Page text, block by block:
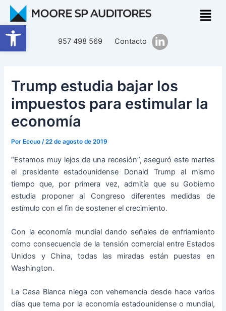
Abrir barra de herramientas
contenido
957 498 569
Contacto
Trump estudia bajar los
impuestos para estimular la
economía
Por Eccuo/22 de agosto de 2019
“Estamos muy lejos de una recesión”, aseguró este martes
el presidente estadounidense Donald Trump al mismo
tiempo que, por primera vez, admitía que su Gobierno
estudia proponer al Congreso diferentes medidas de
estímulo con el fin de sostener el crecimiento.
Con la economía mundial dando señales de enfriamiento
como consecuencia de la tensión comercial entre Estados
Unidos y China, todas las miradas están puestas en
Washington.
La Casa Blanca niega con vehemencia desde hace varios
días que tema por la economía estadounidense o mundial,
Navegación
de
entradas